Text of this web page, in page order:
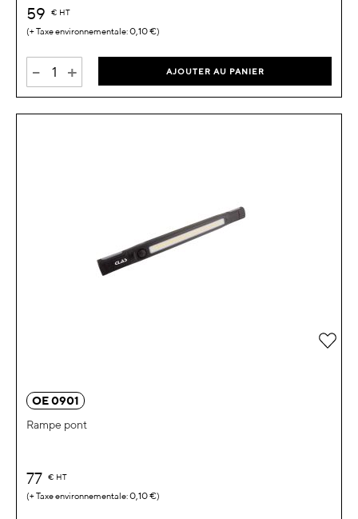
59 € HT
0,10 €
- + AJOUTER AU PANIER
OE 0901
Rampe pont
77 € HT
0,10 €